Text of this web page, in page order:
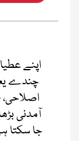
اپنے
چندے
اصلاحی،
آمدنی
جا سکتا